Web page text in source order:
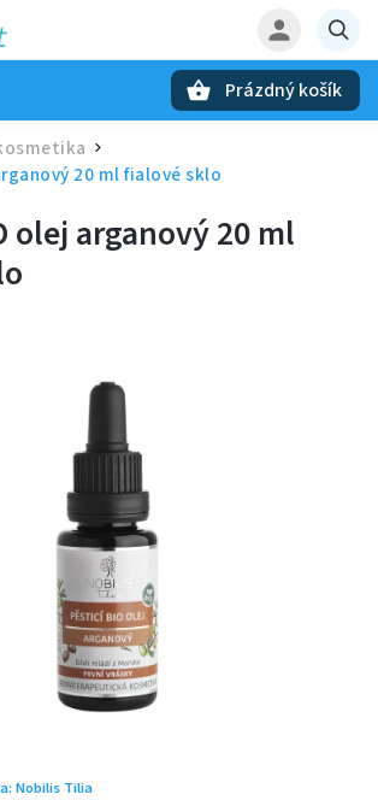
Prázdný košík
/
20 ml fialové sklo
olej arganový 20 ml
Nobilis Tilia